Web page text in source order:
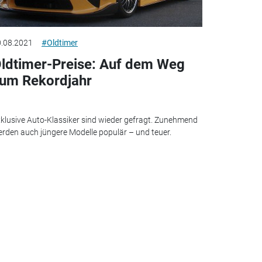
#Oldtimer
Preise: Auf dem Weg
Rekordjahr
Auto-Klassiker sind wieder gefragt. Zunehmend
auch jüngere Modelle populär – und teuer.